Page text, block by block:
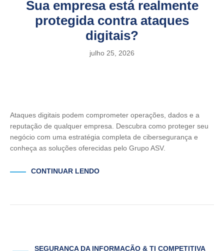
Sua empresa está realmente
protegida contra ataques
digitais?
julho 25, 2026
Ataques digitais podem comprometer operações, dados e a
reputação de qualquer empresa. Descubra como proteger seu
negócio com uma estratégia completa de cibersegurança e
conheça as soluções oferecidas pelo Grupo ASV.
CONTINUAR LENDO
SEGURANÇA DA INFORMAÇÃO & TI COMPETITIVA